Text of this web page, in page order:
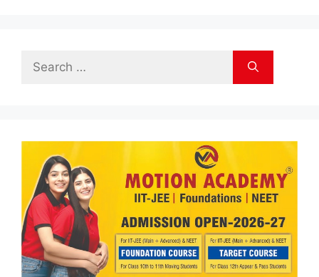
Search